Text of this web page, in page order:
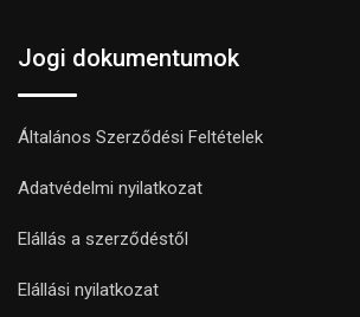
Jogi dokumentumok
Általános Szerződési Feltételek
Adatvédelmi nyilatkozat
Elállás a szerződéstől
Elállási nyilatkozat